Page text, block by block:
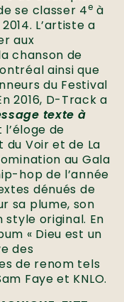
se classer 4e à
L’artiste a
aux
chanson de
ainsi que
du Festival
2016, D-Track a
texte à
de
Voir et de La
au Gala
hop de l’année
dénués de
sa plume, son
style original. En
« Dieu est un
des
de renom tels
Faye et KNLO.